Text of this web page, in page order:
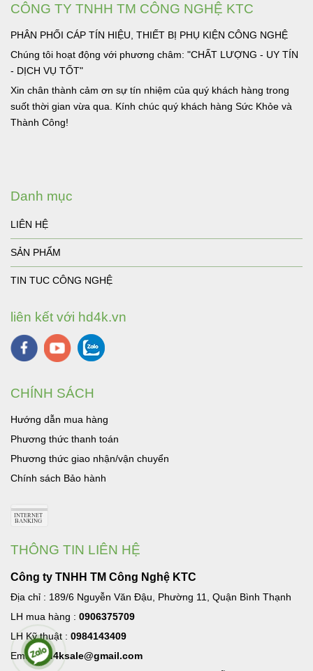
CÔNG TY TNHH TM CÔNG NGHỆ KTC
PHÂN PHỐI CÁP TÍN HIỆU, THIẾT BỊ PHỤ KIỆN CÔNG NGHỆ
Chúng tôi hoạt động với phương châm: "CHẤT LƯỢNG - UY TÍN
- DỊCH VỤ TỐT"
Xin chân thành cảm ơn sự tín nhiệm của quý khách hàng trong
suốt thời gian vừa qua. Kính chúc quý khách hàng Sức Khỏe và
Thành Công!
Danh mục
LIÊN HỆ
SẢN PHẨM
TIN TUC CÔNG NGHỆ
liên kết với hd4k.vn
CHÍNH SÁCH
Hướng dẫn mua hàng
Phương thức thanh toán
Phương thức giao nhận/vận chuyển
Chính sách Bảo hành
THÔNG TIN LIÊN HỆ
Công ty TNHH TM Công Nghệ KTC
Địa chỉ : 189/6 Nguyễn Văn Đậu, Phường 11, Quận Bình Thạnh
LH mua hàng : 0906375709
LH Kỹ thuật : 0984143409
Email:hd4ksale@gmail.com